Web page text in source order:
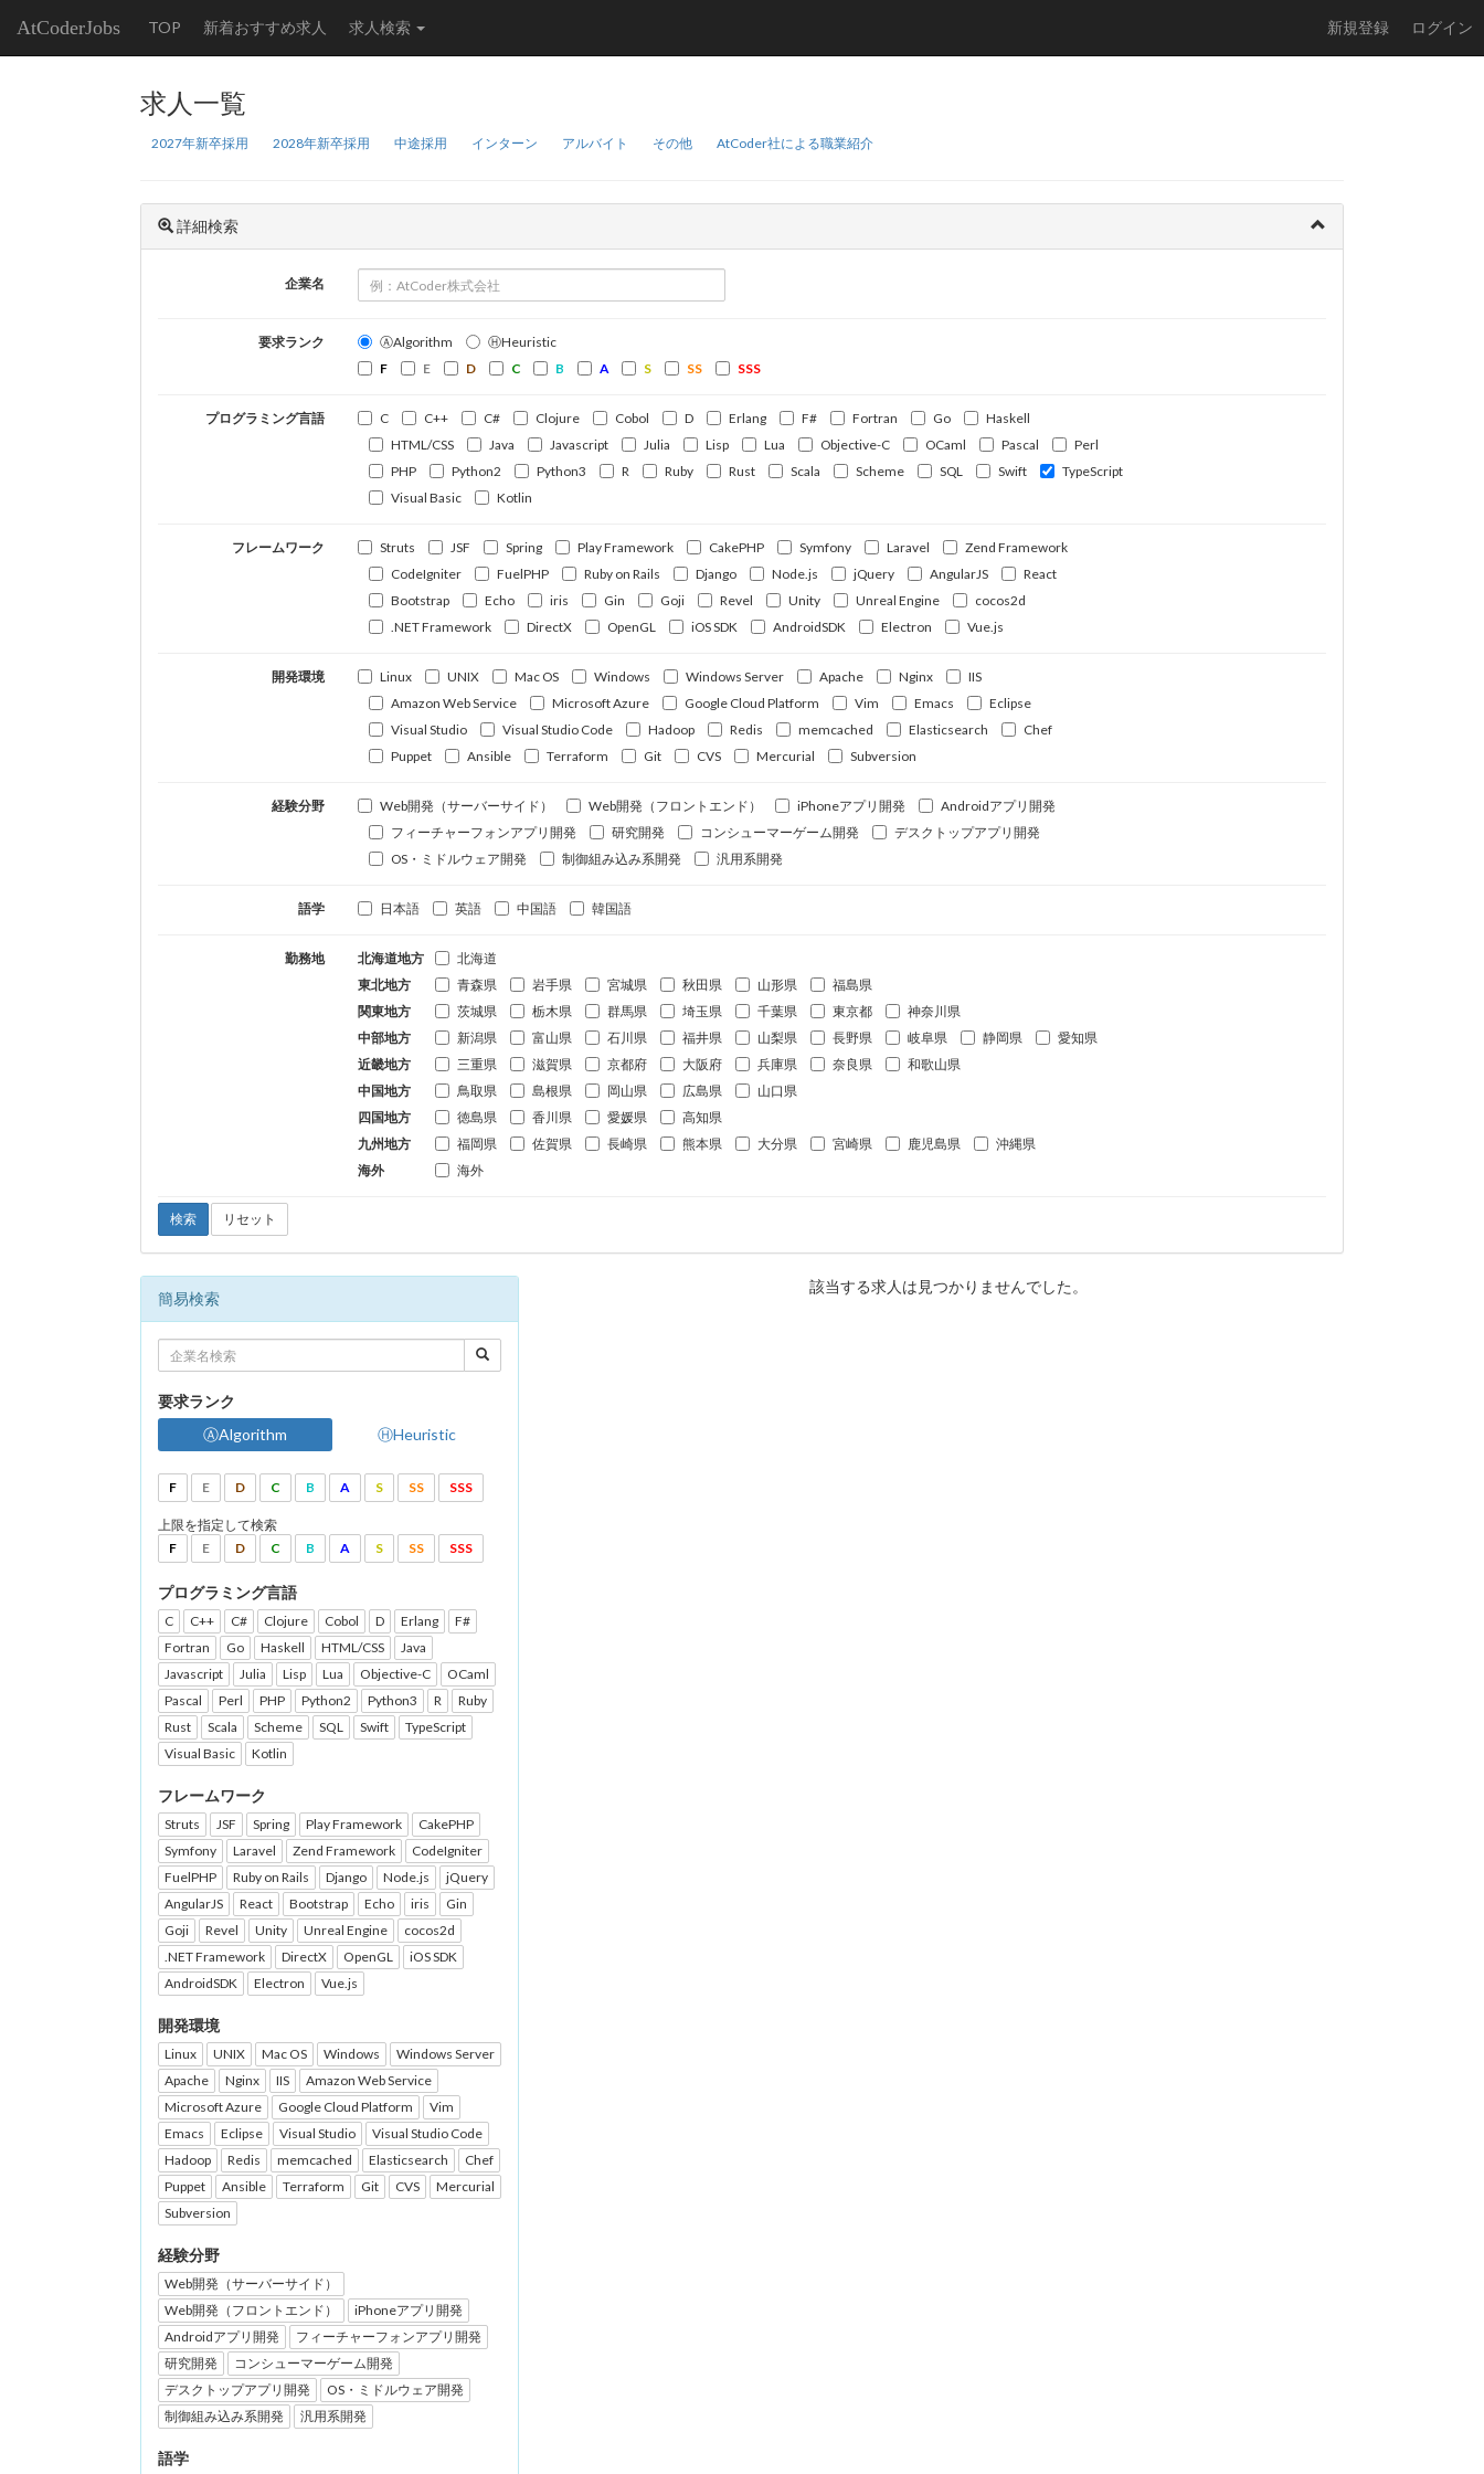
AtCoderJobs TOP 新着おすすめ求人 求人検索 新規登録 ログイン
求人一覧
2027年新卒採用 2028年新卒採用 中途採用 インターン アルバイト その他 AtCoder社による職業紹介
詳細検索
企業名
要求ランク ⒶAlgorithm
ⒽHeuristic
F
E D C B A S SS SSS
プログラミング言語 C C++ C# Clojure Cobol D Erlang F# Fortran Go
Haskell
HTML/CSS
Java Javascript Julia Lisp Lua Objective-C OCaml Pascal
Perl
PHP
Python2 Python3 R Ruby Rust Scala Scheme SQL Swift
TypeScript
Visual Basic
Kotlin
フレームワーク Struts JSF Spring Play Framework CakePHP Symfony Laravel
Zend Framework
CodeIgniter
FuelPHP Ruby on Rails Django Node.js jQuery AngularJS
React
Bootstrap
Echo iris Gin Goji Revel Unity Unreal Engine
cocos2d
.NET Framework
DirectX OpenGL iOS SDK AndroidSDK Electron Vue.js
開発環境 Linux UNIX Mac OS Windows Windows Server Apache Nginx
IIS
Amazon Web Service
Microsoft Azure Google Cloud Platform Vim Emacs
Eclipse
Visual Studio
Visual Studio Code Hadoop Redis memcached Elasticsearch
Chef
Puppet
Ansible Terraform Git CVS Mercurial Subversion
経験分野 Web開発（サーバーサイド） Web開発（フロントエンド） iPhoneアプリ開発
Androidアプリ開発
フィーチャーフォンアプリ開発
研究開発 コンシューマーゲーム開発
デスクトップアプリ開発
OS・ミドルウェア開発
制御組み込み系開発 汎用系開発
語学 日本語 英語 中国語 韓国語
勤務地 北海道地方
北海道
東北地方
青森県 岩手県 宮城県 秋田県 山形県
福島県
関東地方
茨城県 栃木県 群馬県 埼玉県 千葉県 東京都
神奈川県
中部地方
新潟県 富山県 石川県 福井県 山梨県 長野県 岐阜県 静岡県
愛知県
近畿地方
三重県 滋賀県 京都府 大阪府 兵庫県 奈良県
和歌山県
中国地方
鳥取県 島根県 岡山県 広島県
山口県
四国地方
徳島県 香川県 愛媛県
高知県
九州地方
福岡県 佐賀県 長崎県 熊本県 大分県 宮崎県 鹿児島県
沖縄県
海外
海外
検索 リセット
簡易検索
要求ランク
ⒶAlgorithm
ⒽHeuristic
F E D C B A S SS SSS
上限を指定して検索
F
E D C B A S SS SSS
プログラミング言語
C C++ C# Clojure Cobol D Erlang
F#
Fortran
Go Haskell HTML/CSS
Java
Javascript
Julia Lisp Lua Objective-C
OCaml
Pascal
Perl PHP Python2 Python3 R
Ruby
Rust
Scala Scheme SQL Swift
TypeScript
Visual Basic
Kotlin
フレームワーク
Struts JSF Spring Play Framework
CakePHP
Symfony
Laravel Zend Framework
CodeIgniter
FuelPHP
Ruby on Rails Django Node.js
jQuery
AngularJS
React Bootstrap Echo iris
Gin
Goji
Revel Unity Unreal Engine
cocos2d
.NET Framework
DirectX OpenGL
iOS SDK
AndroidSDK
Electron Vue.js
開発環境
Linux UNIX Mac OS Windows
Windows Server
Apache
Nginx IIS
Amazon Web Service
Microsoft Azure
Google Cloud Platform
Vim
Emacs
Eclipse Visual Studio
Visual Studio Code
Hadoop
Redis memcached Elasticsearch
Chef
Puppet
Ansible Terraform Git CVS
Mercurial
Subversion
経験分野
Web開発（サーバーサイド）
Web開発（フロントエンド）
iPhoneアプリ開発
Androidアプリ開発
フィーチャーフォンアプリ開発
研究開発
コンシューマーゲーム開発
デスクトップアプリ開発
OS・ミドルウェア開発
制御組み込み系開発
汎用系開発
語学
該当する求人は見つかりませんでした。